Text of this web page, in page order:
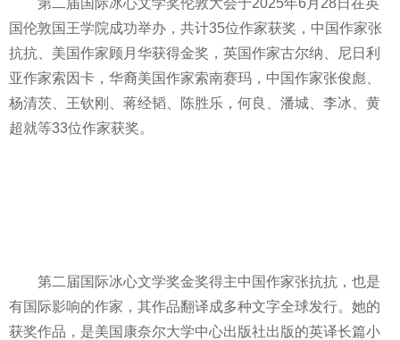
第二届国际冰心文学奖伦敦大会于2025年6月28日在英
国伦敦国王学院成功举办，共计35位作家获奖，中国作家张
抗抗、美国作家顾月华获得金奖，英国作家古尔纳、尼日利
亚作家索因卡，华裔美国作家索南赛玛，中国作家张俊彪、
杨清茨、王钦刚、蒋经韬、陈胜乐，何良、潘城、李冰、黄
超就等33位作家获奖。
第二届国际冰心文学奖金奖得主中国作家张抗抗，也是
有国际影响的作家，其作品翻译成多种文字全球发行。她的
获奖作品，是美国康奈尔大学中心出版社出版的英译长篇小